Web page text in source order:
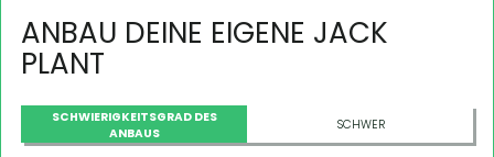
ANBAU DEINE EIGENE JACK
PLANT
SCHWIERIGKEITSGRAD DES
ANBAUS
SCHWER